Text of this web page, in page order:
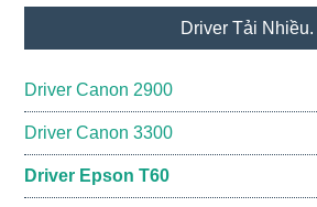
Driver Tải Nhiều.
Driver Canon 2900
Driver Canon 3300
Driver Epson T60